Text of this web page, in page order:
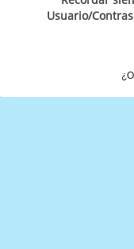
Usuario/